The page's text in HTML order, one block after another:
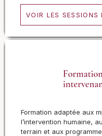
Formation adaptée aux
l’intervention humaine,
terrain et aux